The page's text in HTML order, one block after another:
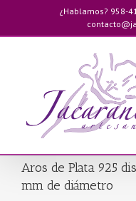
contenido
¿Hablamos? 958-
Aros de Plata 925
mm de diámetro